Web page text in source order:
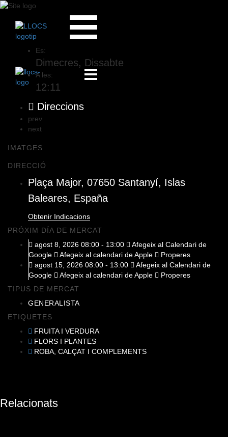
Mercat de Santanyí
Es:
Dimecres, Dissabte
A les:
12:11
Direccions
prev
next
IMATGES
DIRECCIÓ
Plaça Major, 07650 Santanyí, Islas
Baleares, España
Obtenir Indicacions
PRÓXIM DÍA DE MERCAT
agost 8, 2026 08:00 - 13:00
Afegeix al Calendari de
Google
Afegeix al calendari de Apple
Properes
agost 15, 2026 08:00 - 13:00
Afegeix al Calendari de
Google
Afegeix al calendari de Apple
Properes
TIPUS DE MERCAT
GENERALISTA
ETIQUETES
FRUITA I VERDURA
FLORS I PLANTES
ROBA, CALÇAT I COMPLEMENTS
Relacionats